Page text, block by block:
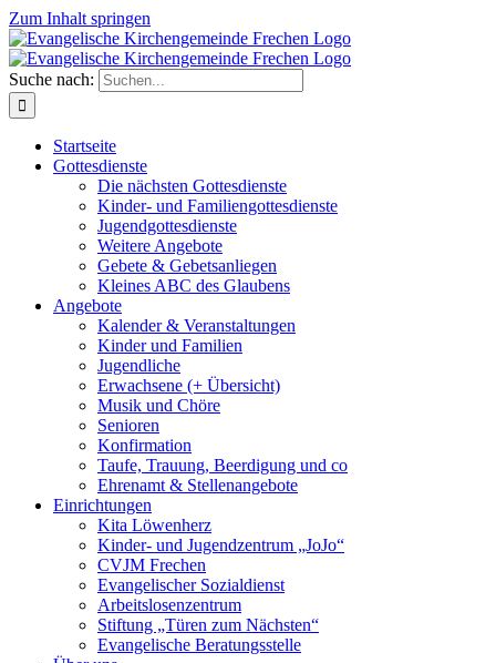
Zum Inhalt springen
Suche nach:
Startseite
Gottesdienste
Die nächsten Gottesdienste
Kinder- und Familiengottesdienste
Jugendgottesdienste
Weitere Angebote
Gebete & Gebetsanliegen
Kleines ABC des Glaubens
Angebote
Kalender & Veranstaltungen
Kinder und Familien
Jugendliche
Erwachsene (+ Übersicht)
Musik und Chöre
Senioren
Konfirmation
Taufe, Trauung, Beerdigung und co
Ehrenamt & Stellenangebote
Einrichtungen
Kita Löwenherz
Kinder- und Jugendzentrum „JoJo“
CVJM Frechen
Evangelischer Sozialdienst
Arbeitslosenzentrum
Stiftung „Türen zum Nächsten“
Evangelische Beratungsstelle